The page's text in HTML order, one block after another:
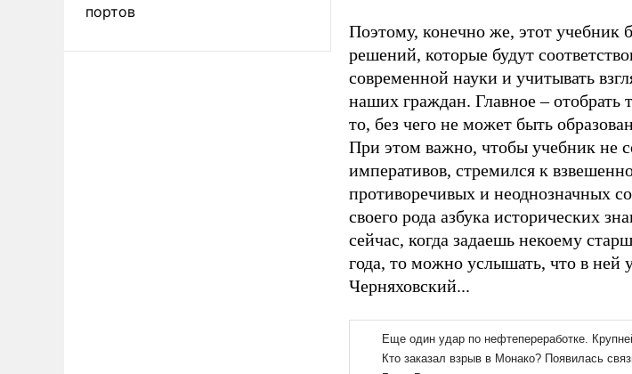
портов
Поэтому, конечно же, этот учебник
решений, которые будут
современной науки и учитывать
наших граждан. Главное – отобрать
то, без чего не может быть
При этом важно, чтобы учебник не
императивов, стремился к
противоречивых и неоднозначных
своего рода азбука исторических
сейчас, когда задаешь некоему
года, то можно услышать, что в ней
Черняховский...